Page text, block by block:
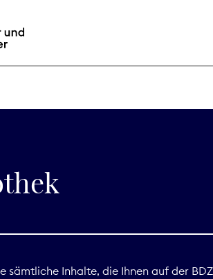
BDZVplus GmbH
sämtliche Inhalte, die Ihnen auf der